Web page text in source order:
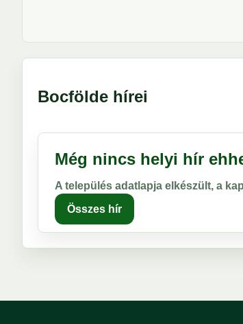
Bocfölde hírei
Még nincs helyi hír
A település adatlapja elkészült, a
Összes hír